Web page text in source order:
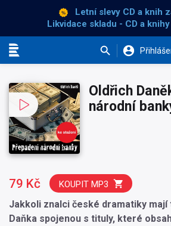
Letní slevy CD a knih
Likvidace skladu - CD a
Oldřich
národní
Jakkoli znalci české dramatiky mají
Daňka spojenou s tituly, které
79 Kč KOUPIT MP3